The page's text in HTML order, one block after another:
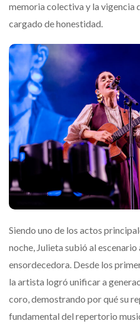
memoria colectiva y la vigencia
cargado de honestidad.
Siendo uno de los actos
noche, Julieta subió al
ensordecedora. Desde los
la artista logró unificar a
coro, demostrando por qué su
fundamental del repertorio